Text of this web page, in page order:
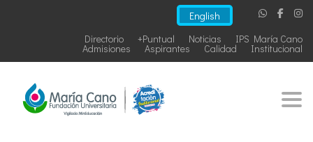
English
IPS María Cano
Noticias
+Puntual
Directorio
Institucional
Calidad
Aspirantes
Admisiones